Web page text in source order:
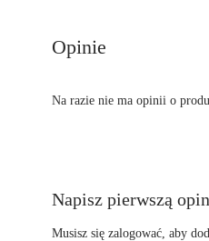
Opinie
Na razie nie ma opinii o
Napisz pierwszą
Musisz sięzalogować , aby